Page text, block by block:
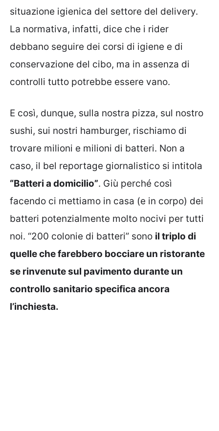
situazione igienica del settore del delivery.
La normativa, infatti, dice che i rider
debbano seguire dei corsi di igiene e di
conservazione del cibo, ma in assenza di
controlli tutto potrebbe essere vano.
E così, dunque, sulla nostra pizza, sul nostro
sushi, sui nostri hamburger, rischiamo di
trovare milioni e milioni di batteri. Non a
caso, il bel reportage giornalistico si intitola
“Batteri a domicilio”. Giù perché così
facendo ci mettiamo in casa (e in corpo) dei
batteri potenzialmente molto nocivi per tutti
noi. “200 colonie di batteri” sono il triplo di
quelle che farebbero bocciare un ristorante
se rinvenute sul pavimento durante un
controllo sanitario specifica ancora
l’inchiesta.